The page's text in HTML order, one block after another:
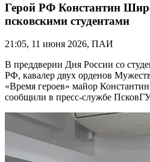
Герой РФ Константин
псковскими студентами
21:05, 11 июня 2026, ПАИ
В преддверии Дня России со
РФ, кавалер двух орденов
«Время героев» майор
сообщили в пресс-службе